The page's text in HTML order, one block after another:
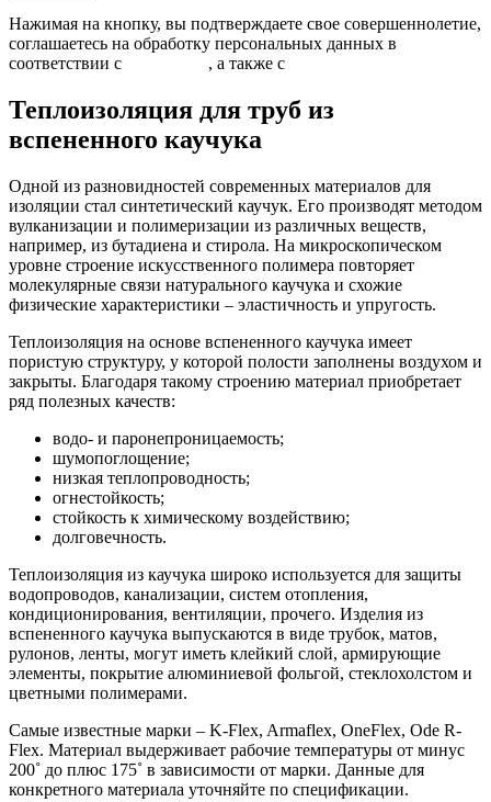
Нажимая на кнопку, вы подтверждаете свое совершеннолетие,
соглашаетесь на обработку персональных данных в
соответствии с
, а также с
Теплоизоляция для труб из
вспененного каучука
Одной из разновидностей современных материалов для
изоляции стал синтетический каучук. Его производят методом
вулканизации и полимеризации из различных веществ,
например, из бутадиена и стирола. На микроскопическом
уровне строение искусственного полимера повторяет
молекулярные связи натурального каучука и схожие
физические характеристики – эластичность и упругость.
Теплоизоляция на основе вспененного каучука имеет
пористую структуру, у которой полости заполнены воздухом и
закрыты. Благодаря такому строению материал приобретает
ряд полезных качеств:
водо- и паронепроницаемость;
шумопоглощение;
низкая теплопроводность;
огнестойкость;
стойкость к химическому воздействию;
долговечность.
Теплоизоляция из каучука широко используется для защиты
водопроводов, канализации, систем отопления,
кондиционирования, вентиляции, прочего. Изделия из
вспененного каучука выпускаются в виде трубок, матов,
рулонов, ленты, могут иметь клейкий слой, армирующие
элементы, покрытие алюминиевой фольгой, стеклохолстом и
цветными полимерами.
Самые известные марки – K-Flex, Armaflex, OneFlex, Ode R-
Flex. Материал выдерживает рабочие температуры от минус
200˚ до плюс 175˚ в зависимости от марки. Данные для
конкретного материала уточняйте по спецификации.